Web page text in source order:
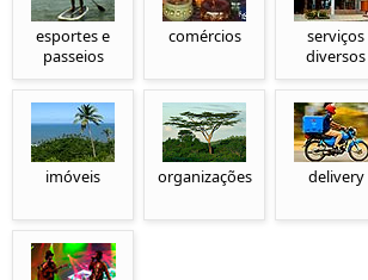
esportes e
passeios
comércios
serviços
diversos
imóveis organizações delivery